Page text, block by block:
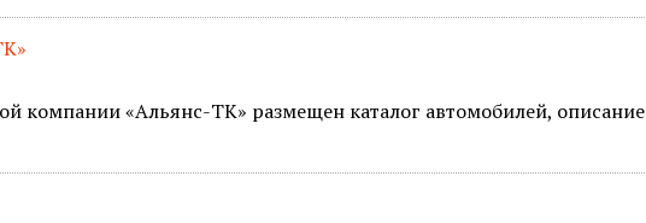
компании «Альянс-ТК» размещен каталог автомобилей, описание